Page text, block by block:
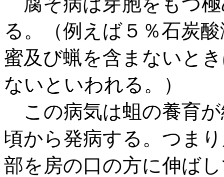
る。（例えば５％石炭
蜜及び蝋を含まないと
ないといわれる。）
この病気は蛆の養育
頃から発病する。つま
部を房の口の方に伸ば